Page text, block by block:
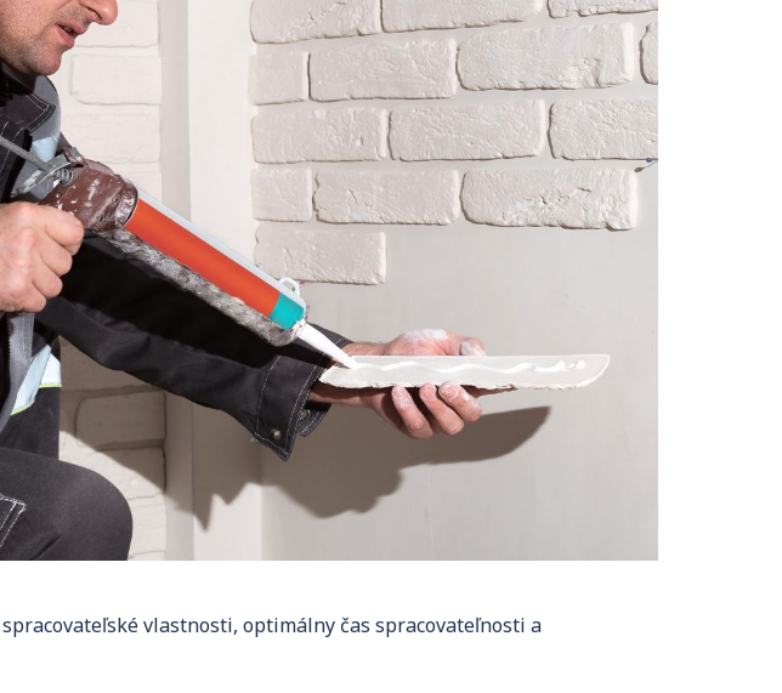
vlastnosti, optimálny čas spracovateľnosti a